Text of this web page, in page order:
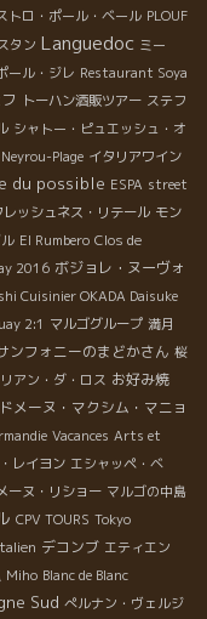
トロ・ポール・ベール PLOUF
タン Languedoc ミー
ール・ジレ Restaurant Soya
トーハン酒販ツアー ステフ
シャトー・ピュエッシュ・オ
Plage イタリアワイン
du possible ESPA street
ッシュネス・リテール モン
El Rumbero Clos de
2016 ボジョレ・ヌーヴォ
Cuisinier OKADA Daisuke
2:1 マルゴグループ 満月
ンフォニーのまどかさん 桜
アン・ダ・ロス お好み焼
ドメーヌ・マクシム・マニョ
Vacances Arts et
レイヨン エシャッペ・ベ
ーヌ・リショー マルゴの中島
CPV TOURS Tokyo
デコンブ エティエン
Miho Blanc de Blanc
Sud ぺルナン・ヴェルジ